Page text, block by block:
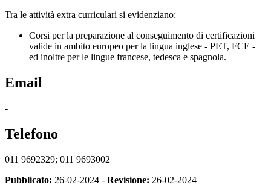
Tra le attività extra curriculari si evidenziano:
Corsi per la preparazione al conseguimento di certificazioni
valide in ambito europeo per la lingua inglese - PET, FCE -
ed inoltre per le lingue francese, tedesca e spagnola.
Email
-
Telefono
011 9692329; 011 9693002
Pubblicato: 26-02-2024 - Revisione: 26-02-2024